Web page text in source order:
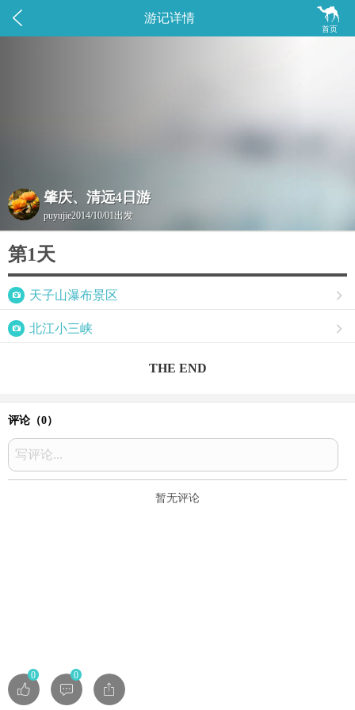
 
首页
游记详情
肇庆、清远4日游
puyujie2014/10/01出发
第1天
 天子山瀑布景区 
 北江小三峡 
THE END
评论（0）
写评论...
暂无评论
0 0